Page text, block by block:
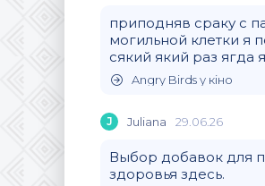
приподняв сраку с
могильной клетки я
сякий який раз ягда
Angry Birds у кіно
J Juliana 29.06.26
Выбор добавок для
здоровья здесь.